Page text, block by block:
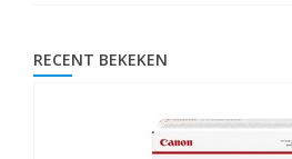
RECENT BEKEKEN